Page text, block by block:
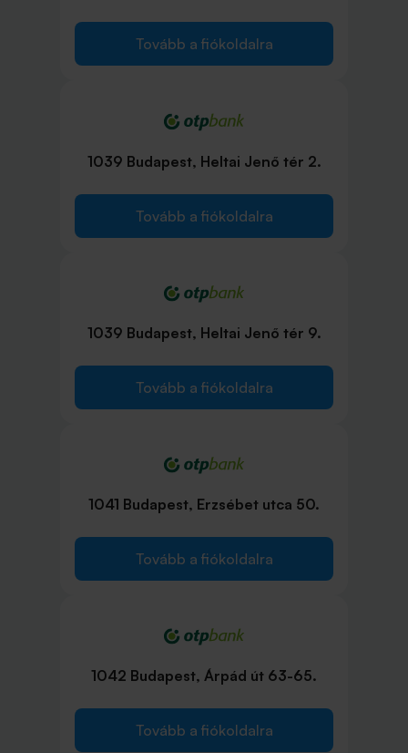
Tovább a fiókoldalra
1039 Budapest, Heltai Jenő tér 2.
Tovább a fiókoldalra
1039 Budapest, Heltai Jenő tér 9.
Tovább a fiókoldalra
1041 Budapest, Erzsébet utca 50.
Tovább a fiókoldalra
1042 Budapest, Árpád út 63-65.
Tovább a fiókoldalra